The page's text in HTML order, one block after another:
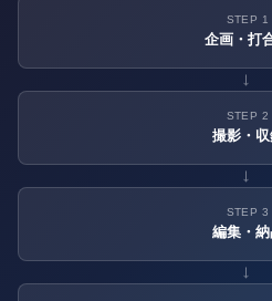
STEP 1
企画・打
→
STEP 2
撮影・収
→
STEP 3
編集・納
→